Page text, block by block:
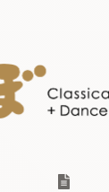
古楽
無料
あ